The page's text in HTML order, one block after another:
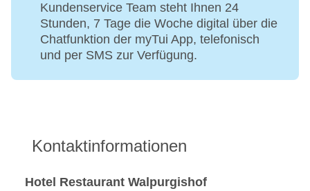
Kundenservice Team steht Ihnen 24
Stunden, 7 Tage die Woche digital über die
Chatfunktion der myTui App, telefonisch
und per SMS zur Verfügung.
Kontaktinformationen
Hotel Restaurant Walpurgishof